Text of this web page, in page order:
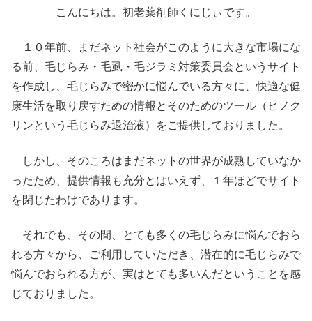
こんにちは。初老薬剤師くにじぃです。
１０年前、まだネット社会がこのように大きな市場にな
る前、毛じらみ・毛虱・毛ジラミ対策委員会というサイト
を作成し、毛じらみで密かに悩んでいる方々に、快適な健
康生活を取り戻すための情報とそのためのツール（ヒノク
リンという毛じらみ退治液）をご提供しておりました。
しかし、そのころはまだネットの世界が成熟していなか
ったため、提供情報も充分とはいえず、１年ほどでサイト
を閉じたわけであります。
それでも、その間、とても多くの毛じらみに悩んでおら
れる方々から、ご利用していただき、潜在的に毛じらみで
悩んでおられる方が、実はとても多いんだということを感
じておりました。